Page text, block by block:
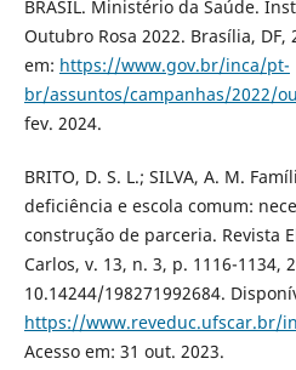
BRASIL. Ministério da Saúde.
Outubro Rosa 2022. Brasília, DF,
em: https://www.gov.br/inca/pt-
br/assuntos/campanhas/2022/
fev. 2024.
BRITO, D. S. L.; SILVA, A. M.
deficiência e escola comum:
construção de parceria. Revista
Carlos, v. 13, n. 3, p. 1116-1134,
10.14244/198271992684.
https://www.reveduc.ufscar.br/
Acesso em: 31 out. 2023.